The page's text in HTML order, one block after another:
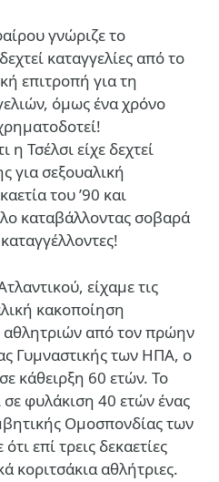
γνώριζε το
καταγγελίες από το
επιτροπή για τη
όμως ένα χρόνο
Τσέλσι είχε δεχτεί
για σεξουαλική
του ’90 και
καταβάλλοντας σοβαρά
είχαμε τις
κακοποίηση
από τον πρώην
Γυμναστικής των ΗΠΑ, ο
κάθειρξη 60 ετών. Το
σε φυλάκιση 40 ετών ένας
Ομοσπονδίας των
επί τρεις δεκαετίες
κοριτσάκια αθλήτριες.